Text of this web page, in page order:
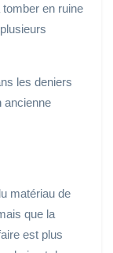
en ruine
les deniers
ancienne
matériau de
que la
est plus